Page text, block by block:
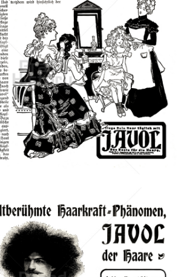
Henkel Central Eastern Europe GmbH
1901